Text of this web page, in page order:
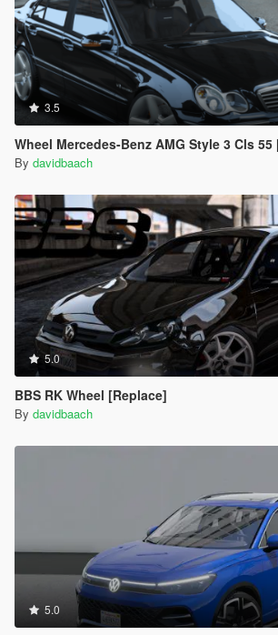
3.5
Wheel Mercedes-Benz AMG Style 3 Cls 55
By davidbaach
5.0
BBS RK Wheel [Replace]
By davidbaach
5.0